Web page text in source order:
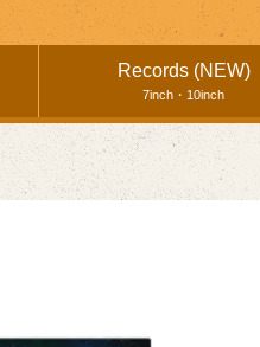
Records (NEW)
7inch・10inch